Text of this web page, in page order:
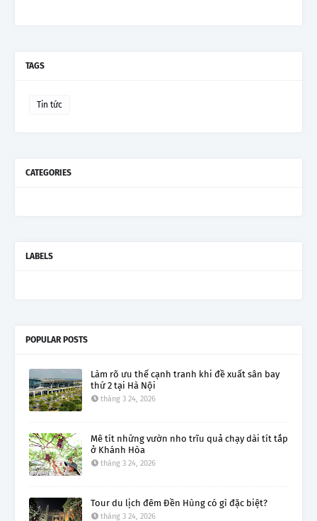
TAGS
Tin tức
CATEGORIES
LABELS
POPULAR POSTS
Làm rõ ưu thế cạnh tranh khi đề xuất sân bay
thứ 2 tại Hà Nội
tháng 3 24, 2026
Mê tít những vườn nho trĩu quả chạy dài tít tắp
ở Khánh Hòa
tháng 3 24, 2026
Tour du lịch đêm Đền Hùng có gì đặc biệt?
tháng 3 24, 2026